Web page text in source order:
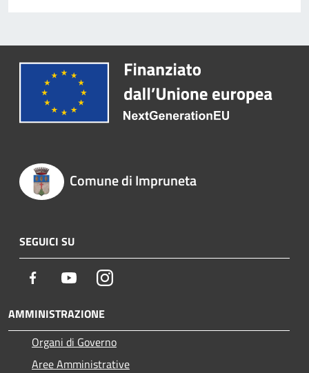
Comune di Impruneta
SEGUICI SU
Facebook YoutubeInstagram
AMMINISTRAZIONE
Organi di Governo
Aree Amministrative